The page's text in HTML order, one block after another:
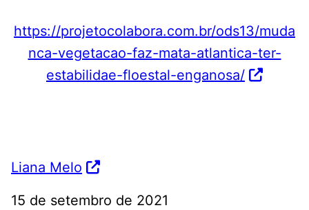
https://projetocolabora.com.br/ods13/muda
nca-vegetacao-faz-mata-atlantica-ter-
estabilidae-floestal-enganosa/
Liana Melo
15 de setembro de 2021